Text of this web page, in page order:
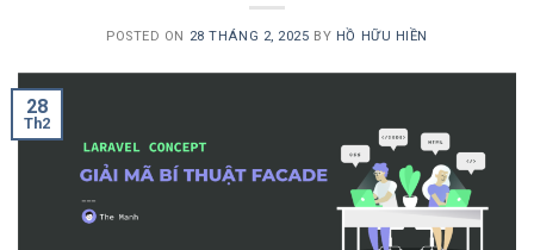
POSTED ON 28 THÁNG 2, 2025 BY HỒ HỮU HIỀN
28
Th2